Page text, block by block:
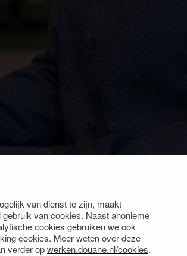
van dienst te zijn, maakt
van cookies. Naast anonieme
cookies gebruiken we ook
cookies. Meer weten over deze
verder opwerken.douane.nl/cookies.